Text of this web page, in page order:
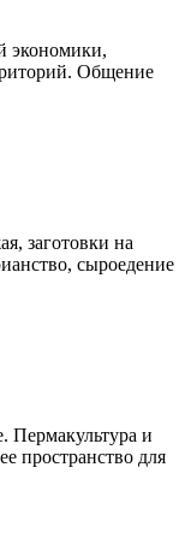
экономики,
Общение
заготовки на
сыроедение
Пермакультура и
пространство для